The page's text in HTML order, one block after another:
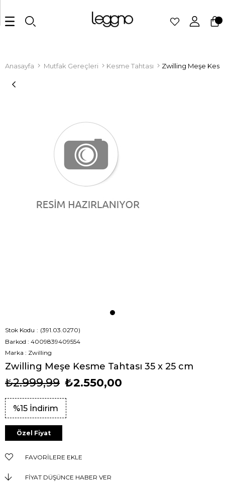
Anasayfa Mutfak Gereçleri Kesme Tahtası Zwilling Meşe
Stok Kodu
(391.03.0270)
Barkod : 4009839409554
Marka : Zwilling
Zwilling Meşe Kesme Tahtası 35 x 25 cm
%15 İndirim
₺2.999,99 ₺2.550,00
Özel Fiyat
FAVORILERE EKLE
FIYAT DÜŞÜNCE HABER VER